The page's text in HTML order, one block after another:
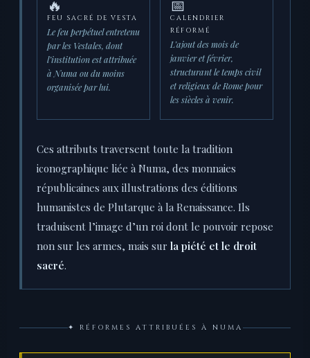
🔥
FEU SACRÉ DE VESTA
Le feu perpétuel entretenu
par les Vestales, dont
l’institution est attribuée
à Numa ou du moins
organisée par lui.
📅
CALENDRIER
RÉFORMÉ
L’ajout des mois de
janvier et février,
structurant le temps civil
et religieux de Rome pour
les siècles à venir.
Ces attributs traversent toute la tradition
iconographique liée à Numa, des monnaies
républicaines aux illustrations des éditions
humanistes de Plutarque à la Renaissance. Ils
traduisent l’image d’un roi dont le pouvoir repose
non sur les armes, mais sur la piété et le droit
sacré.
✦ RÉFORMES ATTRIBUÉES À NUMA